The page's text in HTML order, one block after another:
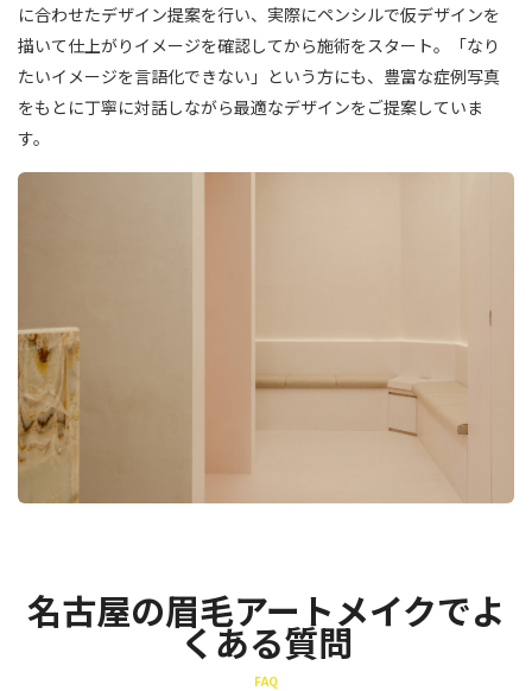
に合わせたデザイン提案を行い、実際にペンシルで仮デザインを
描いて仕上がりイメージを確認してから施術をスタート。「なり
たいイメージを言語化できない」という方にも、豊富な症例写真
をもとに丁寧に対話しながら最適なデザインをご提案していま
す。
名古屋の眉毛アートメイクでよ
くある質問
FAQ